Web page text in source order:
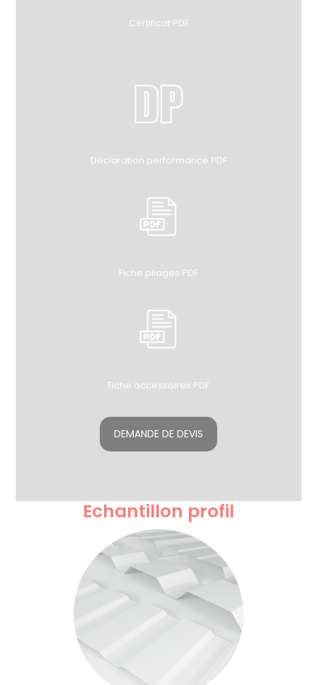
Certificat PDF
Déclaration performance PDF
Fiche pliages PDF
Fiche accessoires PDF
DEMANDE DE DEVIS
Echantillon profil